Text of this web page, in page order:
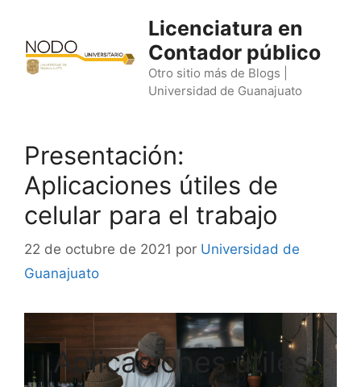
contenido
Licenciatura en
Contador público
Otro sitio más de Blogs |
Universidad de Guanajuato
Presentación:
Aplicaciones útiles de
celular para el trabajo
22 de octubre de 2021 por Universidad de
Guanajuato
Aplicaciones útiles